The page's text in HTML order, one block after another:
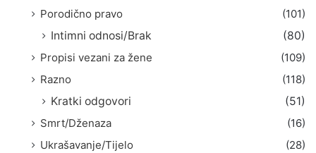
Porodično pravo
(101)
Intimni odnosi/Brak
(80)
Propisi vezani za žene
(109)
Razno
(118)
Kratki odgovori
(51)
Smrt/Dženaza
(16)
Ukrašavanje/Tijelo
(28)